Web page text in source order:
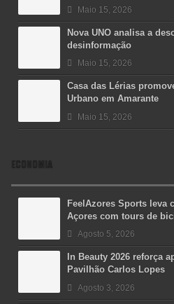
Maio 15, 2026
Nova UNO analisa a
desinformação
Maio 15, 2026
Casa das Lérias
Urbano em Amarante
Maio 15, 2026
ECONOMIA
FeelAzores Sports leva
Açores com tours de
Agosto 5, 2026
In Beauty 2026 reforça
Pavilhão Carlos Lopes
Agosto 3, 2026